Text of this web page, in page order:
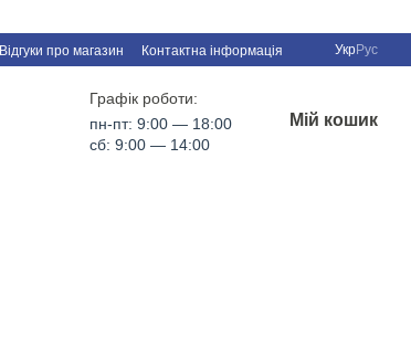
Відгуки про магазин Контактна інформація УкрРус
Графік роботи:
пн-пт: 9:00 — 18:00
сб: 9:00 — 14:00
Мій кошик